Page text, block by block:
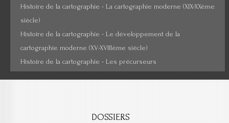
Histoire de la cartographie - La cartographie moderne (XIX-XXème
siècle)
Histoire de la cartographie - Le développement de la
cartographie moderne (XV-XVIIIème siècle)
Histoire de la cartographie - Les précurseurs
DOSSIERS